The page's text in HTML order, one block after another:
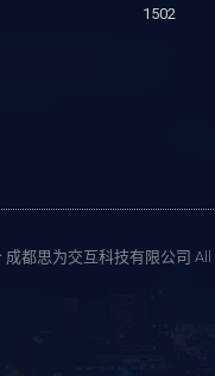
1502
都思为交互科技有限公司 All